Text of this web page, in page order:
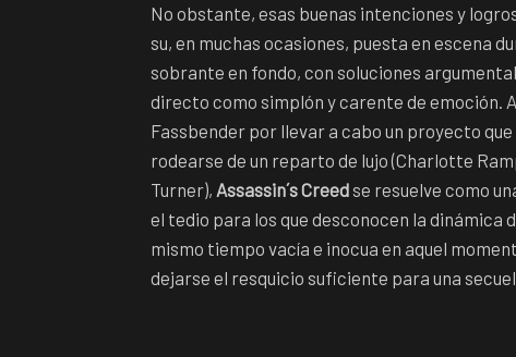
No obstante, esas buenas intenciones y
su, en muchas ocasiones, puesta en escena
sobrante en fondo, con soluciones
directo como simplón y carente de emoción.
Fassbender por llevar a cabo un proyecto
rodearse de un reparto de lujo (Charlotte
Turner), Assassin´s Creedse resuelve como
el tedio para los que desconocen la dinámica
mismo tiempo vacía e inocua en aquel
dejarse el resquicio suficiente para una